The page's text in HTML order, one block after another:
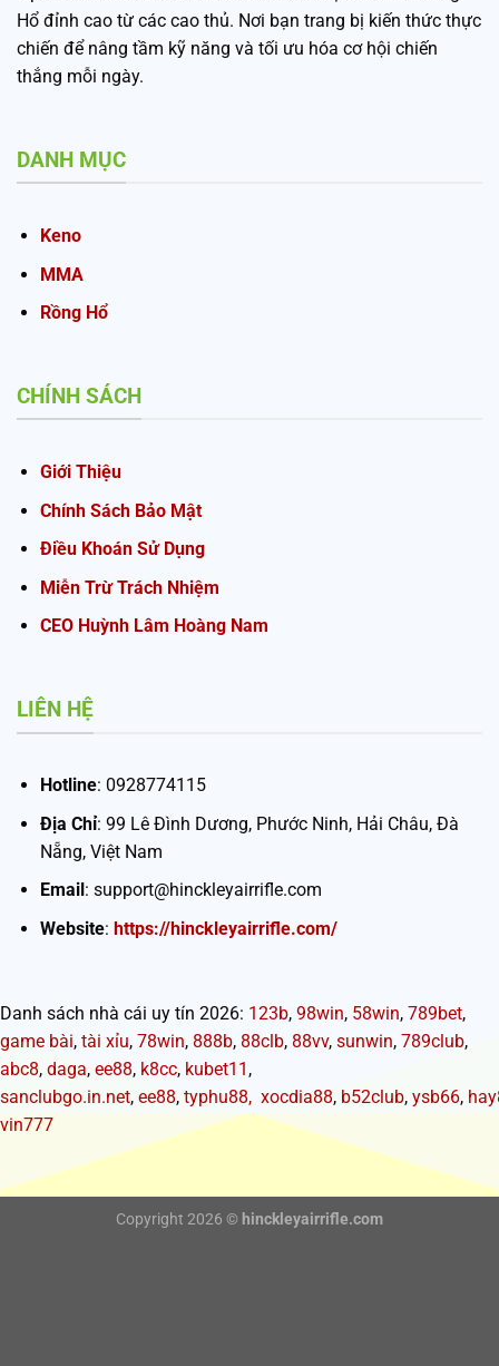
Hổ đỉnh cao từ các cao thủ. Nơi bạn trang bị kiến thức thực
chiến để nâng tầm kỹ năng và tối ưu hóa cơ hội chiến
thắng mỗi ngày.
DANH MỤC
Keno
MMA
Rồng Hổ
CHÍNH SÁCH
Giới Thiệu
Chính Sách Bảo Mật
Điều Khoán Sử Dụng
Miễn Trừ Trách Nhiệm
CEO Huỳnh Lâm Hoàng Nam
LIÊN HỆ
Hotline: 0928774115
Địa Chỉ: 99 Lê Đình Dương, Phước Ninh, Hải Châu, Đà
Nẵng, Việt Nam
Email : support@hinckleyairrifle.com
Website: https://hinckleyairrifle.com/
Danh sách nhà cái uy tín 2026: 123b, 98win, 58win, 789bet,
game bài, tài xỉu, 78win, 888b, 88clb, 88vv, sunwin, 789club,
abc8, daga, ee88, k8cc, kubet11 ,
sanclubgo.in.net, ee88, typhu88, xocdia88, b52club, ysb66,
vin777
Copyright 2026 © hinckleyairrifle.com